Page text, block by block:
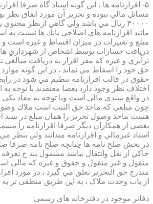
۵- اقرارنامه ها ، اين گونه اسناد گاه صرفا
مسائل مالي نبوده و تحرير آن مورد اتفاق نظر
۳۰۰۰۰ ريال مي باشد ولي گاهي ازنظر
مانند اقرارنامه هاي اصلاحي بانك ها نسبت به
مبلغ و تغييرات در ميزان اقساط و غيره است و
دريافت خسارات توسط اشخاص از شهرداري ها
ترابري و غيره كه مقر اقرار به دريافت مبالغي
حق خود را اسقاط مي نمايد ، در اين گونه
حقوق در قالب اقرارنامه تنظيم مي شود در
اختلاف نظر وجود دارد بعضا معتقدند با توجه به
در واقع سندي مالي است وبا توجه به مفاد يكي
چون مبلغي كه ماخذ حق الثبت است ملاك
هست ماخذ وصول تحرير را همان مبلغ در سند
بعضي از همكاران ديگر صرفا اقرارنامه را
اسناد غيرمالي و اقرارنامه ميدانند ولي بنظر
در بخش صلح نامه ها چنانچه صلح نامه صرفا
حاكي از نقل وانتقال نباشد مشمول بند ج
منقول و غير منقول و حقوق و غيره كه مالي
مندرج حق التحرير تعلق مي گيرد ، در مورد
از باب وحدت ملاک ، به این طریق منطقی تر
دفاتر موجود در دفترخانه های رسمی